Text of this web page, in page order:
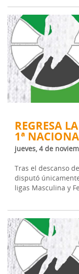
REGRESA
1ª
jueves, 4 de
Tras el descanso
disputó
ligas Masculina y